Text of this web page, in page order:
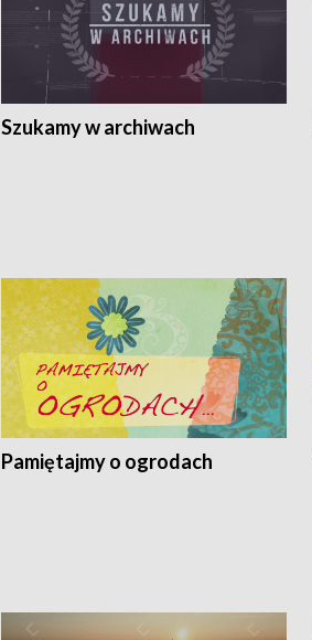
Szukamy w archiwach
Pamiętajmy o ogrodach